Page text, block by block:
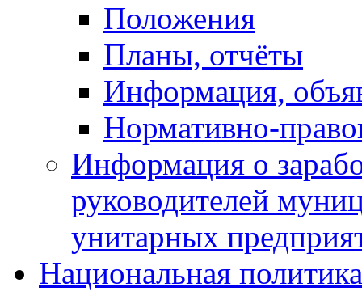
Положения
Планы, отчёты
Информация,
Нормативно-
Информация о
руководителей
унитарных
Национальная политика